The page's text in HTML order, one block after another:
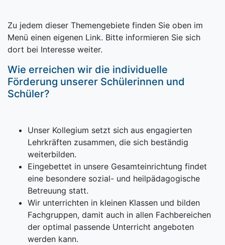
Zu jedem dieser Themengebiete finden Sie oben im
Menü einen eigenen Link. Bitte informieren Sie sich
dort bei Interesse weiter.
Wie erreichen wir die individuelle
Förderung unserer Schülerinnen und
Schüler?
Unser Kollegium setzt sich aus engagierten
Lehrkräften zusammen, die sich beständig
weiterbilden.
Eingebettet in unsere Gesamteinrichtung findet
eine besondere sozial- und heilpädagogische
Betreuung statt.
Wir unterrichten in kleinen Klassen und bilden
Fachgruppen, damit auch in allen Fachbereichen
der optimal passende Unterricht angeboten
werden kann.